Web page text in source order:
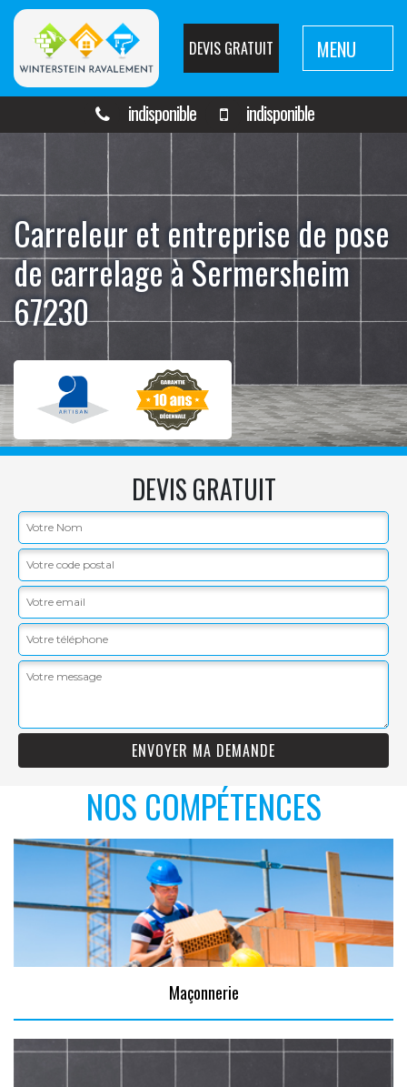
DEVIS GRATUIT MENU
indisponible indisponible
Carreleur et entreprise de pose
de carrelage à Sermersheim
67230
DEVIS GRATUIT
NOS COMPÉTENCES
Maçonnerie